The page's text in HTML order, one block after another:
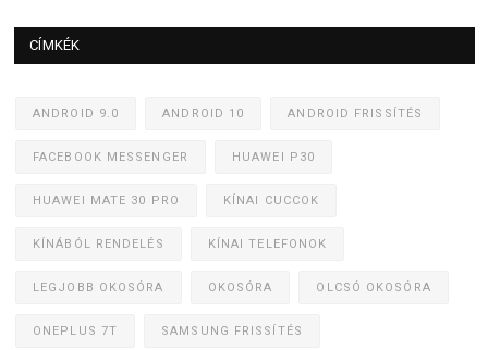
CÍMKÉK
ANDROID 9.0 ANDROID 10 ANDROID FRISSÍTÉS
FACEBOOK MESSENGER HUAWEI P30
HUAWEI MATE 30 PRO KÍNAI CUCCOK
KÍNÁBÓL RENDELÉS KÍNAI TELEFONOK
LEGJOBB OKOSÓRA OKOSÓRA OLCSÓ OKOSÓRA
ONEPLUS 7T SAMSUNG FRISSÍTÉS